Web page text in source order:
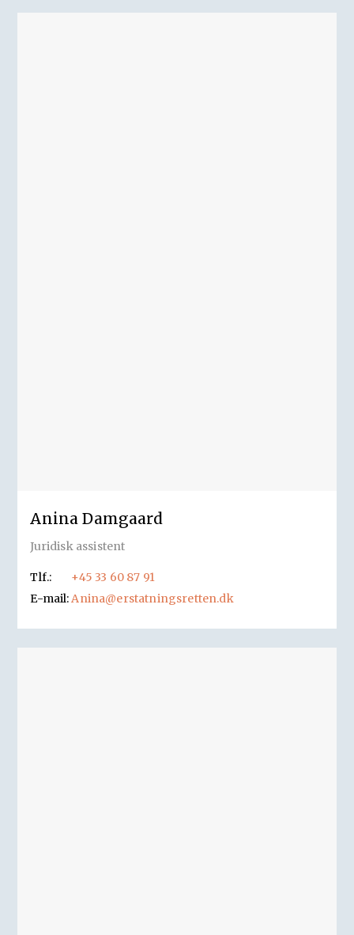
Anina Damgaard
Juridisk assistent
Tlf.:
+45 33 60 87 91
E-mail:Anina@erstatningsretten.dk